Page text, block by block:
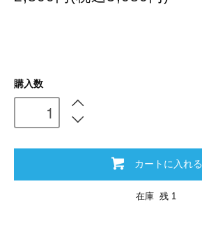
購入数
カートに入れる
在庫 残 1